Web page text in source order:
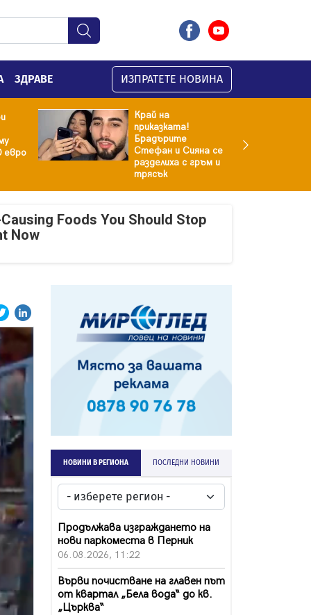
ЗДРАВЕ ИЗПРАТЕТЕ НОВИНА
евро
Край на
приказката!
Брадърите
Стефан и Сияна се
разделиха с гръм и
трясък
Foods You Should Stop
Now
НОВИНИ В РЕГИОНА ПОСЛЕДНИ НОВИНИ
Продължава изграждането на
нови паркоместа в Перник
06.08.2026, 11:22
Върви почистване на главен път
от квартал „Бела вода“ до кв.
„Църква“